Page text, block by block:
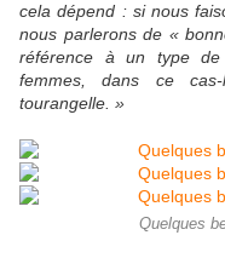
cela dépend : si nous
nous parlerons de «
référence à un type de
femmes, dans ce
tourangelle. »
Quelques